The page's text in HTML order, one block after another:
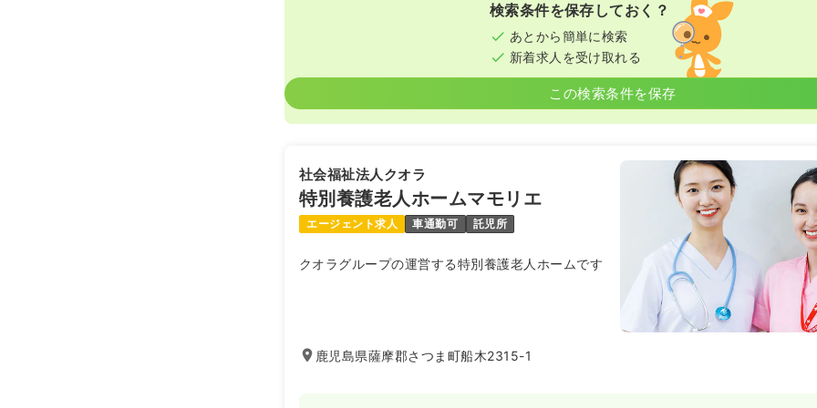
検索条件を保存しておく？
あとから簡単に検索
新着求人を受け取れる
この検索条件を保存
社会福祉法人クオラ
特別養護老人ホームマモリエ
エージェント求人 車通勤可 託児所
クオラグループの運営する特別養護老人ホームです
鹿児島県薩摩郡さつま町船木2315-1